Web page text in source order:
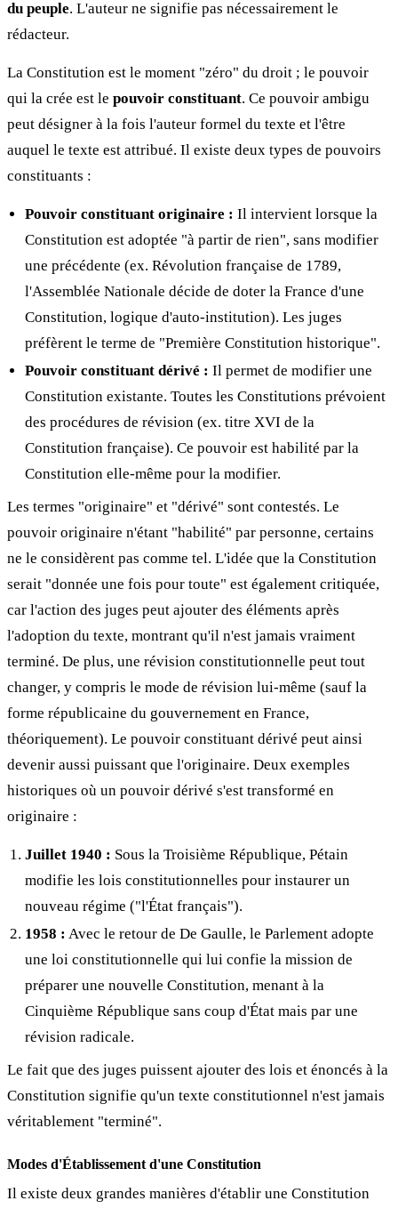
du peuple. L'auteur ne signifie pas nécessairement le
rédacteur.
La Constitution est le moment "zéro" du droit ; le pouvoir
qui la crée est le pouvoir constituant. Ce pouvoir ambigu
peut désigner à la fois l'auteur formel du texte et l'être
auquel le texte est attribué. Il existe deux types de pouvoirs
constituants :
Pouvoir constituant originaire : Il intervient lorsque la
Constitution est adoptée "à partir de rien", sans modifier
une précédente (ex. Révolution française de 1789,
l'Assemblée Nationale décide de doter la France d'une
Constitution, logique d'auto-institution). Les juges
préfèrent le terme de "Première Constitution historique".
Pouvoir constituant dérivé : Il permet de modifier une
Constitution existante. Toutes les Constitutions prévoient
des procédures de révision (ex. titre XVI de la
Constitution française). Ce pouvoir est habilité par la
Constitution elle-même pour la modifier.
Les termes "originaire" et "dérivé" sont contestés. Le
pouvoir originaire n'étant "habilité" par personne, certains
ne le considèrent pas comme tel. L'idée que la Constitution
serait "donnée une fois pour toute" est également critiquée,
car l'action des juges peut ajouter des éléments après
l'adoption du texte, montrant qu'il n'est jamais vraiment
terminé. De plus, une révision constitutionnelle peut tout
changer, y compris le mode de révision lui-même (sauf la
forme républicaine du gouvernement en France,
théoriquement). Le pouvoir constituant dérivé peut ainsi
devenir aussi puissant que l'originaire. Deux exemples
historiques où un pouvoir dérivé s'est transformé en
originaire :
Juillet 1940 : Sous la Troisième République, Pétain
modifie les lois constitutionnelles pour instaurer un
nouveau régime ("l'État français").
1958 : Avec le retour de De Gaulle, le Parlement adopte
une loi constitutionnelle qui lui confie la mission de
préparer une nouvelle Constitution, menant à la
Cinquième République sans coup d'État mais par une
révision radicale.
Le fait que des juges puissent ajouter des lois et énoncés à la
Constitution signifie qu'un texte constitutionnel n'est jamais
véritablement "terminé".
Modes d'Établissement d'une Constitution
Il existe deux grandes manières d'établir une Constitution